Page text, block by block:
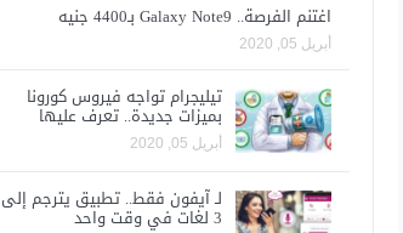
اغتنم الفرصة.. Galaxy Note9 بـ4400 جنيه
أبريل 05, 2020
تيليجرام تواجه فيروس كورونا
بميزات جديدة.. تعرف عليها
أبريل 05, 2020
لـ آيفون فقط.. تطبيق يترجم إلى
3 لغات في وقت واحد